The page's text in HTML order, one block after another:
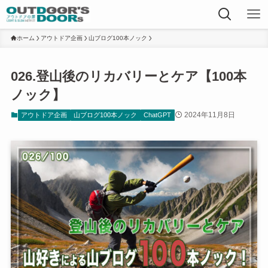
ホーム アウトドア企画 山ブログ100本ノック
026.登山後のリカバリーとケア【100本
ノック】
アウトドア企画 山ブログ100本ノック ChatGPT 2024年11月8日